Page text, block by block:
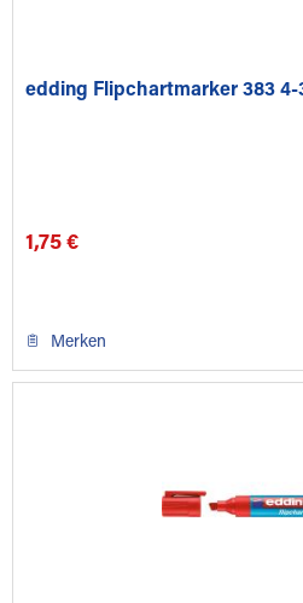
edding Flipchartmarker 383 4-
1,75 €
Merken